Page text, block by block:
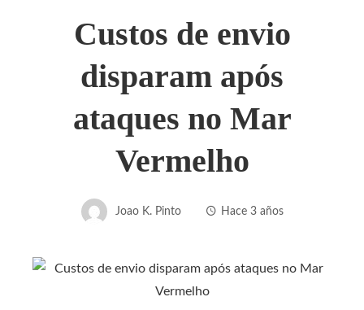
Custos de envio
disparam após
ataques no Mar
Vermelho
Joao K. Pinto Hace 3 años